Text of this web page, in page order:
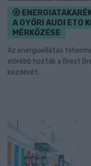
A GYŐRI AUDI ETO
MÉRKŐZÉSE
Az energiaellátás
előrébb hozták a Brest
kezdését.